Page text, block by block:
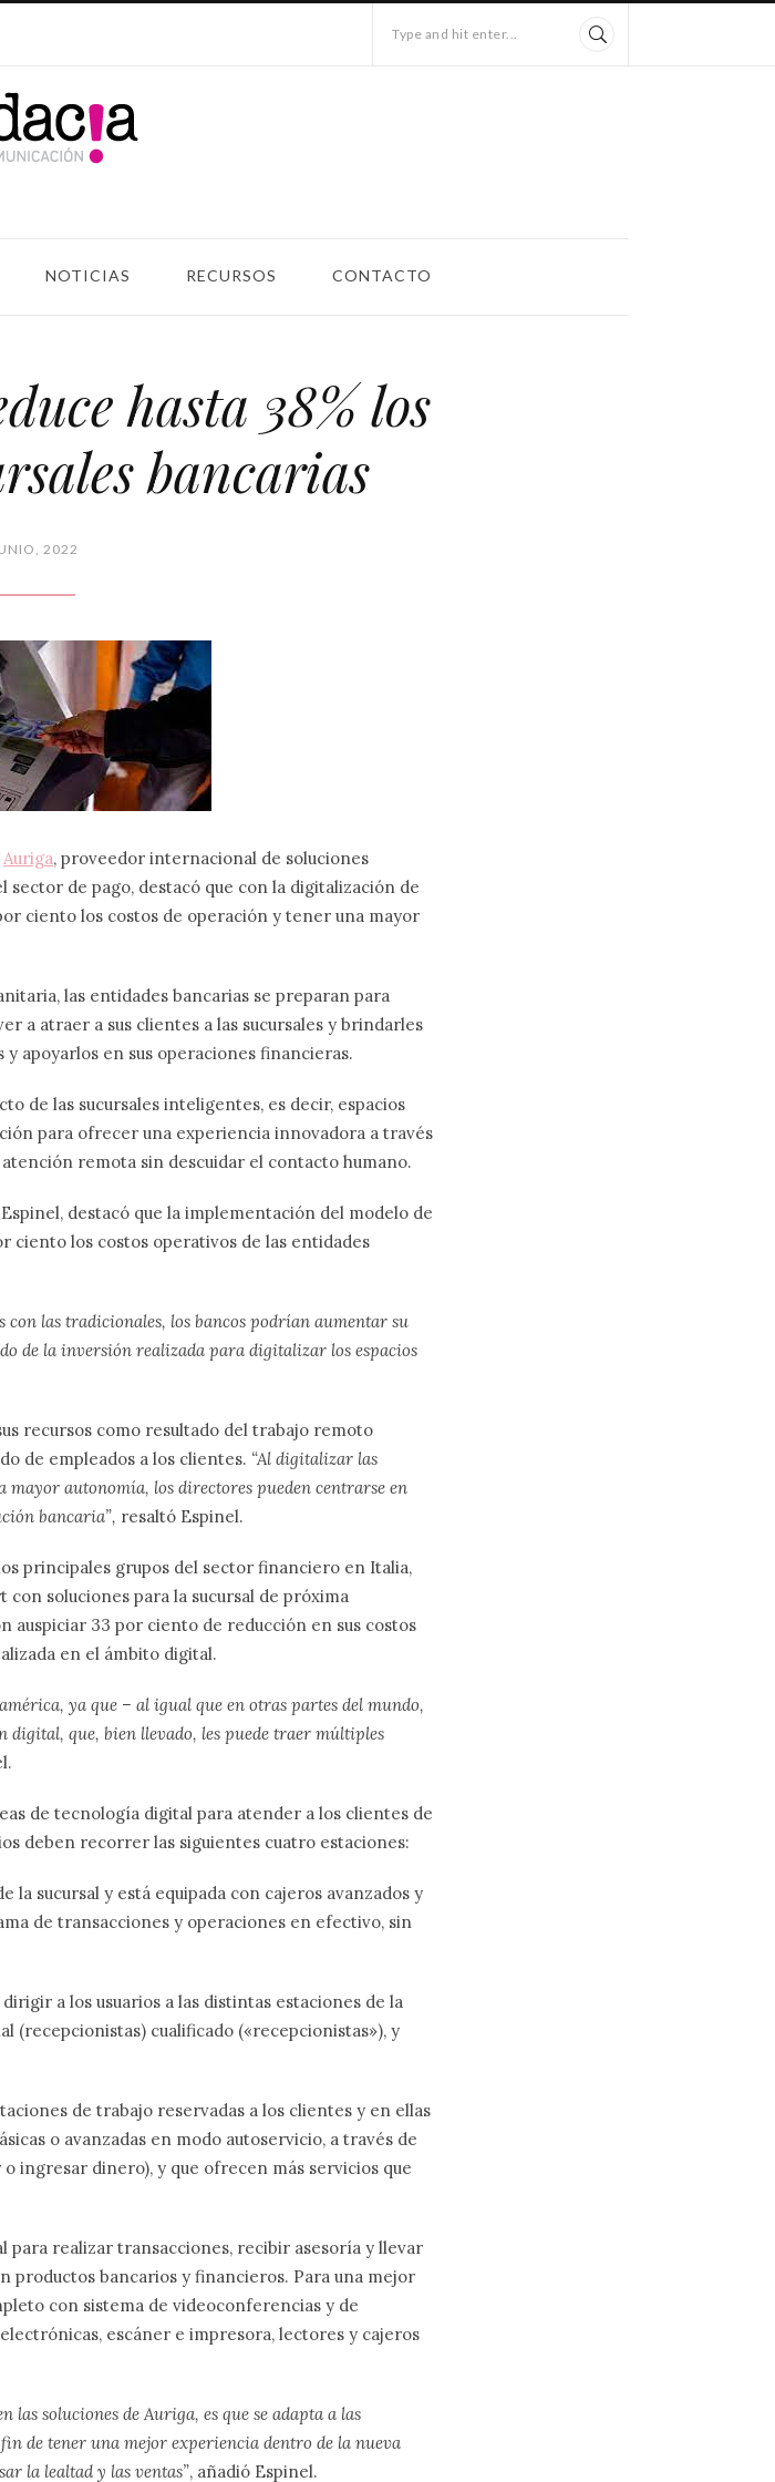
Type and hit enter...
NOTICIAS RECURSOS CONTACTO
hasta 38% los
bancarias
2022
Auriga, proveedor internacional de soluciones
sector de pago, destacó que con la digitalización de
ciento los costos de operación y tener una mayor
las entidades bancarias se preparan para
a atraer a sus clientes a las sucursales y brindarles
apoyarlos en sus operaciones financieras.
de las sucursales inteligentes, es decir, espacios
para ofrecer una experiencia innovadora a través
remota sin descuidar el contacto humano.
destacó que la implementación del modelo de
ciento los costos operativos de las entidades
con las tradicionales, los bancos podrían aumentar su
de la inversión realizada para digitalizar los espacios
recursos como resultado del trabajo remoto
de empleados a los clientes. “Al digitalizar las
autonomía, los directores pueden centrarse en
bancaria”, resaltó Espinel.
principales grupos del sector financiero en Italia,
con soluciones para la sucursal de próxima
auspiciar 33 por ciento de reducción en sus costos
en el ámbito digital.
ya que – al igual que en otras partes del mundo,
digital, que, bien llevado, les puede traer múltiples
de tecnología digital para atender a los clientes de
deben recorrer las siguientes cuatro estaciones:
la sucursal y está equipada con cajeros avanzados y
de transacciones y operaciones en efectivo, sin
a los usuarios a las distintas estaciones de la
(recepcionistas) cualificado («recepcionistas»), y
de trabajo reservadas a los clientes y en ellas
o avanzadas en modo autoservicio, a través de
ingresar dinero), y que ofrecen más servicios que
para realizar transacciones, recibir asesoría y llevar
productos bancarios y financieros. Para una mejor
con sistema de videoconferencias y de
escáner e impresora, lectores y cajeros
las soluciones de Auriga, es que se adapta a las
de tener una mejor experiencia dentro de la nueva
la lealtad y las ventas”, añadió Espinel.